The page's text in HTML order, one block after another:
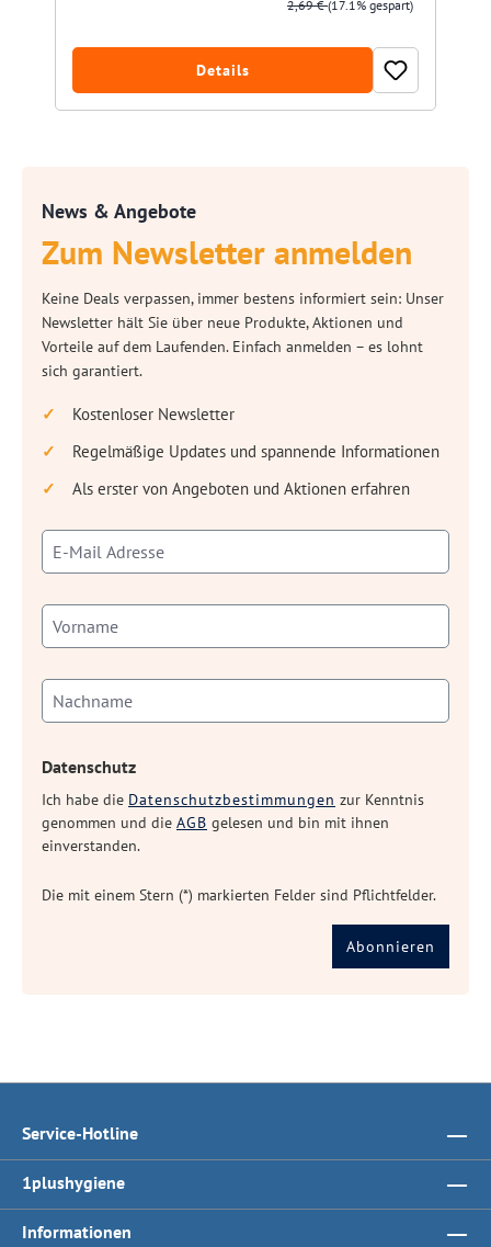
2,69 €(17.1% gespart)
Details
News & Angebote
Zum Newsletter anmelden
Keine Deals verpassen, immer bestens informiert sein: Unser
Newsletter hält Sie über neue Produkte, Aktionen und
Vorteile auf dem Laufenden. Einfach anmelden – es lohnt
sich garantiert.
Kostenloser Newsletter
Regelmäßige Updates und spannende Informationen
Als erster von Angeboten und Aktionen erfahren
Datenschutz
Ich habe die Datenschutzbestimmungen zur Kenntnis
genommen und die AGB gelesen und bin mit ihnen
einverstanden.
Die mit einem Stern (*) markierten Felder sind Pflichtfelder.
Abonnieren
Service-Hotline
1plushygiene
Informationen